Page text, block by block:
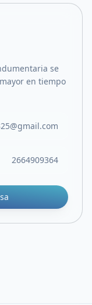
se
en tiempo
2664909364